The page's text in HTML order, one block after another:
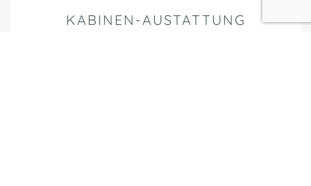
KABINEN-AUSTATTUNG